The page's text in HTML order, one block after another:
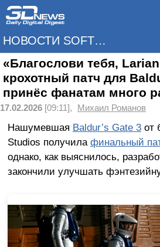
НОВОСТИ SOFTWARE
«Благослови тебя,
крохотный патч для
принёс фанатам много
17.02.2026 [09:11], Михаил Романов
Нашумевшая Baldur’s Gate 3от
Studios получила финальный
однако, как выяснилось,
закончили улучшать